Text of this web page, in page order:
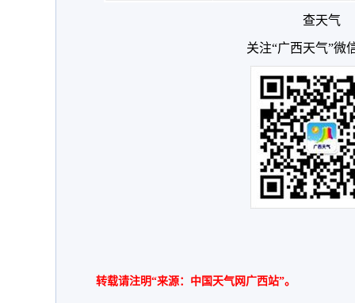
查天气
关注“广西天气”微
转载请注明“来源：中国天气网广西站”。